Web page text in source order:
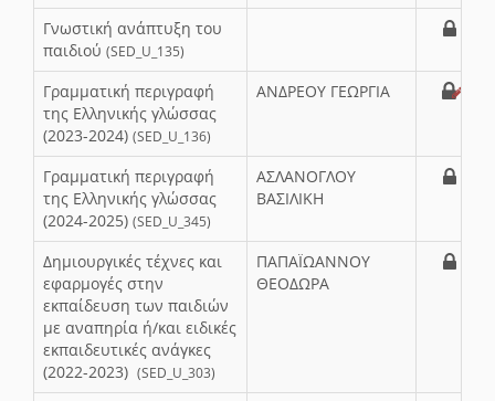
Γνωστική ανάπτυξη του
παιδιού (SED_U_135)
Γραμματική περιγραφή
της Ελληνικής γλώσσας
(2023-2024) (SED_U_136)
ΑΝΔΡΕΟΥ ΓΕΩΡΓΙΑ
Γραμματική περιγραφή
της Ελληνικής γλώσσας
(2024-2025) (SED_U_345)
ΑΣΛΑΝΟΓΛΟΥ
ΒΑΣΙΛΙΚΗ
Δημιουργικές τέχνες και
εφαρμογές στην
εκπαίδευση των παιδιών
με αναπηρία ή/και ειδικές
εκπαιδευτικές ανάγκες
(2022-2023) (SED_U_303)
ΠΑΠΑΪΩΑΝΝΟΥ
ΘΕΟΔΩΡΑ